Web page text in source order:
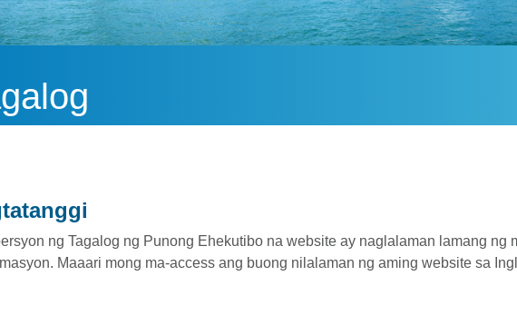
ng Tagalog ng Punong Ehekutibo na website ay naglalaman lamang ng
Maaari mong ma-access ang buong nilalaman ng aming website sa